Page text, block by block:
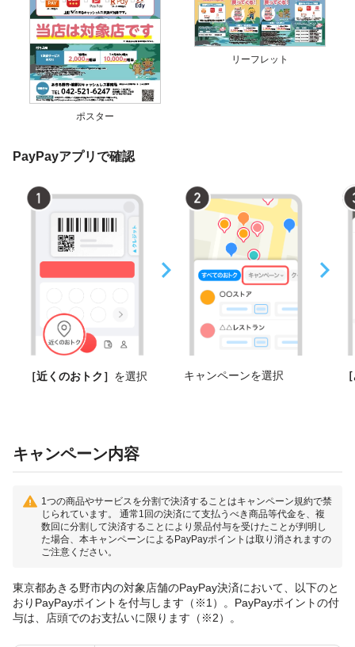
ポスター
リーフレット
PayPayアプリで確認
［近くのおトク］ を選択 キャンペーンを選択
キャンペーン内容
1つの商品やサービスを分割で決済することはキャンペーン規約で禁
じられています。 通常1回の決済にて支払うべき商品等代金を、複
数回に分割して決済することにより景品付与を受けたことが判明し
た場合、本キャンペーンによるPayPayポイントは取り消されますの
ご注意ください。
東京都あきる野市内の対象店舗のPayPay決済において、以下のと
おりPayPayポイントを付与します（※1）。PayPayポイントの付
与は、店頭でのお支払いに限ります（※2）。